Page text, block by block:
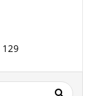
129